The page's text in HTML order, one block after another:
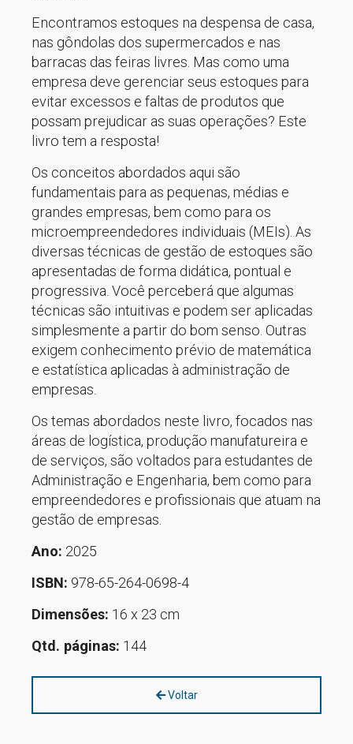
Encontramos estoques na despensa de casa,
nas gôndolas dos supermercados e nas
barracas das feiras livres. Mas como uma
empresa deve gerenciar seus estoques para
evitar excessos e faltas de produtos que
possam prejudicar as suas operações? Este
livro tem a resposta!
Os conceitos abordados aqui são
fundamentais para as pequenas, médias e
grandes empresas, bem como para os
microempreendedores individuais (MEIs). As
diversas técnicas de gestão de estoques são
apresentadas de forma didática, pontual e
progressiva. Você perceberá que algumas
técnicas são intuitivas e podem ser aplicadas
simplesmente a partir do bom senso. Outras
exigem conhecimento prévio de matemática
e estatística aplicadas à administração de
empresas.
Os temas abordados neste livro, focados nas
áreas de logística, produção manufatureira e
de serviços, são voltados para estudantes de
Administração e Engenharia, bem como para
empreendedores e profissionais que atuam na
gestão de empresas.
Ano: 2025
ISBN: 978-65-264-0698-4
Dimensões: 16 x 23 cm
Qtd. páginas: 144
Voltar